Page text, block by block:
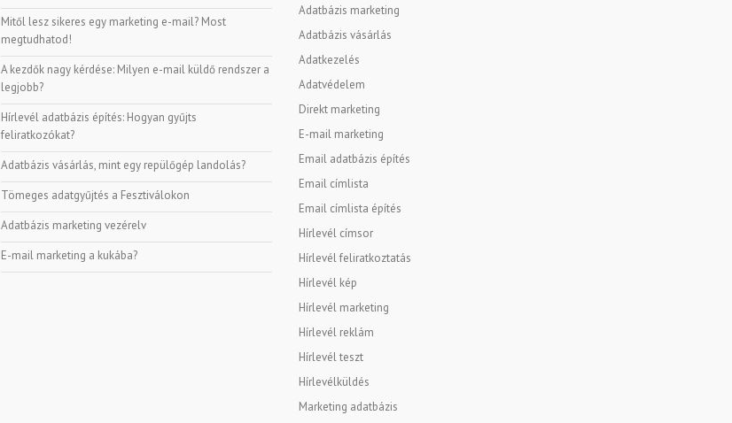
Mitől lesz sikeres egy marketing e-mail? Most
megtudhatod!
A kezdők nagy kérdése: Milyen e-mail küldő rendszer a
legjobb?
Hírlevél adatbázis építés: Hogyan gyűjts
feliratkozókat?
Adatbázis vásárlás, mint egy repülőgép landolás?
Tömeges adatgyűjtés a Fesztiválokon
Adatbázis marketing vezérelv
E-mail marketing a kukába?
Adatbázis marketing
Adatbázis vásárlás
Adatkezelés
Adatvédelem
Direkt marketing
E-mail marketing
Email adatbázis építés
Email címlista
Email címlista építés
Hírlevél címsor
Hírlevél feliratkoztatás
Hírlevél kép
Hírlevél marketing
Hírlevél reklám
Hírlevél teszt
Hírlevélküldés
Marketing adatbázis